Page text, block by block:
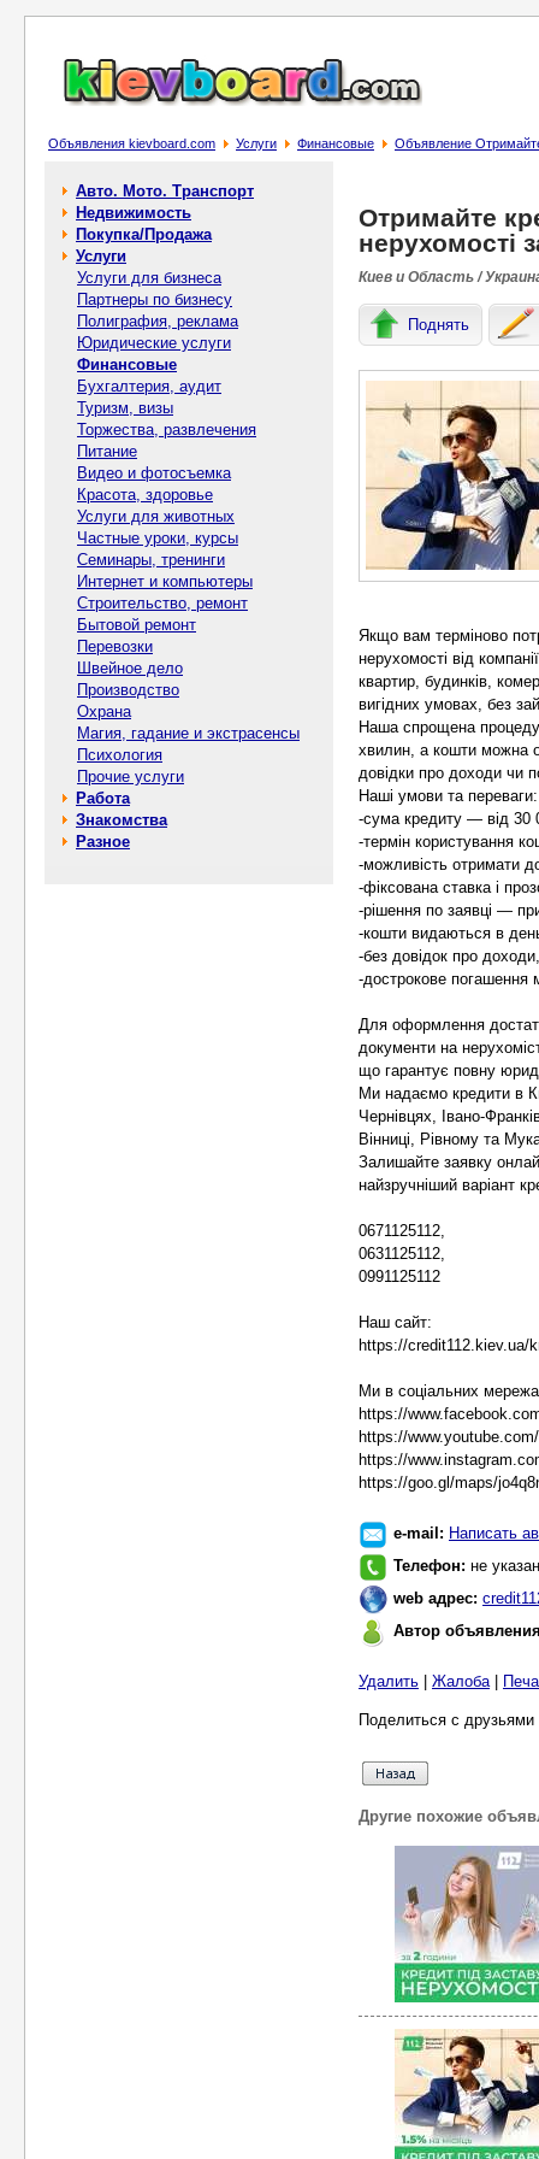
Объявления kievboard.com Услуги Финансовые Объявление Отримайте
Авто. Мото. Транспорт
Недвижимость
Покупка/Продажа
Услуги
Услуги для бизнеса
Партнеры по бизнесу
Полиграфия, реклама
Юридические услуги
Финансовые
Бухгалтерия, аудит
Туризм, визы
Торжества, развлечения
Питание
Видео и фотосъемка
Красота, здоровье
Услуги для животных
Частные уроки, курсы
Семинары, тренинги
Интернет и компьютеры
Строительство, ремонт
Бытовой ремонт
Перевозки
Швейное дело
Производство
Охрана
Магия, гадание и экстрасенсы
Психология
Прочие услуги
Работа
Знакомства
Разное
Отримайте
нерухомості
Киев и Область /
Поднять
Якщо вам терміново
нерухомості від
квартир, будинків,
вигідних умовах, без
Наша спрощена
хвилин, а кошти можна
довідки про доходи чи
Наші умови та переваги:
-сума кредиту — від 30
-термін користування
-можливість отримати
-фіксована ставка і
-рішення по заявці —
-кошти видаються в
-без довідок про
-дострокове
Для оформлення
документи на
що гарантує повну
Ми надаємо кредити в
Чернівцях, Івано-
Вінниці, Рівному та
Залишайте заявку
найзручніший варіант
0671125112,
0631125112,
0991125112
Наш сайт:
https://credit112.kiev.ua/
Ми в соціальних
https://
https://
https://
https://goo.gl/maps/
e-mail: Написать
Телефон: не указан
web адрес:
Автор
Удалить Жалоба|
Поделиться с
Другие похожие